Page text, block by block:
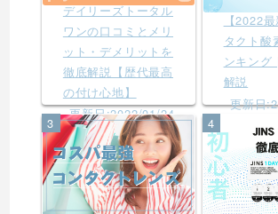
デイリーズトータル
ワンの口コミとメリ
ット・デメリットを
徹底解説【歴代最高
の付け心地】
更新日:2022/01/24
【2022
タクト酸
ンキン
解説
更新日
3
4